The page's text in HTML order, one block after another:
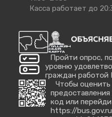
Касса работает до
Пройти опрос,
уровню
граждан
Чтобы оценить
предоставления
код или
https://